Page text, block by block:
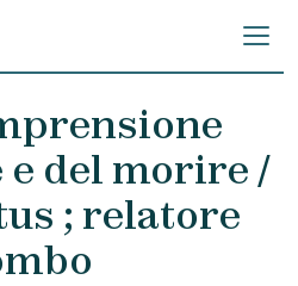
del morire /
; relatore